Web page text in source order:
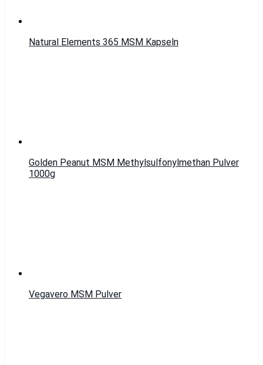
Natural Elements 365 MSM Kapseln
Golden Peanut MSM Methylsulfonylmethan Pulver
1000g
Vegavero MSM Pulver